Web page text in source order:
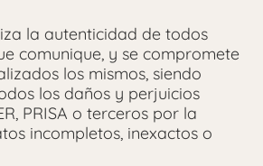
la autenticidad de todos
comunique, y se compromete
los mismos, siendo
los daños y perjuicios
PRISA o terceros por la
incompletos, inexactos o